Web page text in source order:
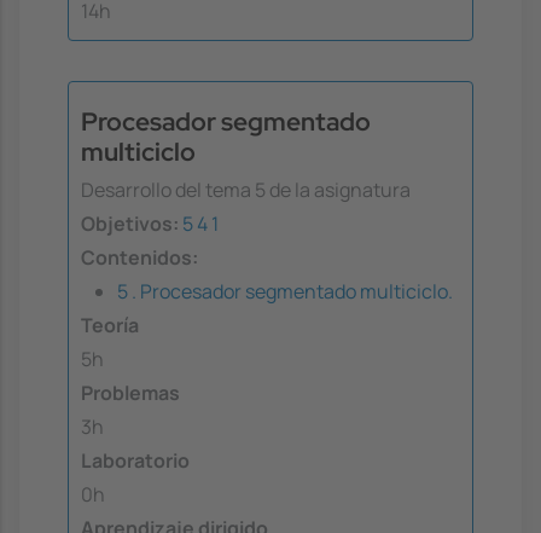
14h
Procesador segmentado
multiciclo
Desarrollo del tema 5 de la asignatura
Objetivos: 541
Contenidos:
5 . Procesador segmentado multiciclo.
Teoría
5h
Problemas
3h
Laboratorio
0h
Aprendizaje dirigido